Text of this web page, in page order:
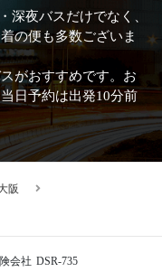
深夜バスだけでなく、
の便も多数ございま
がおすすめです。お
日予約は出発10分前
阪
会社 DSR-735